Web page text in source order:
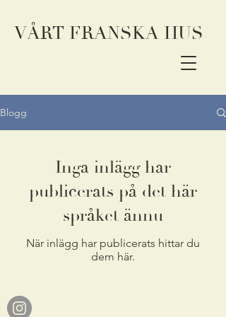
VÅRT FRANSKA HUS
Blogg
Inga inlägg har
publicerats på det här
språket ännu
När inlägg har publicerats hittar du
dem här.